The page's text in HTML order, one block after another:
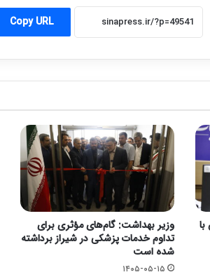
Copy URL
وزیر بهداشت: گام‌های مؤثری برای
تداوم خدمات پزشکی در شیراز برداشته
شده است
۱۴۰۵-۰۵-۱۵